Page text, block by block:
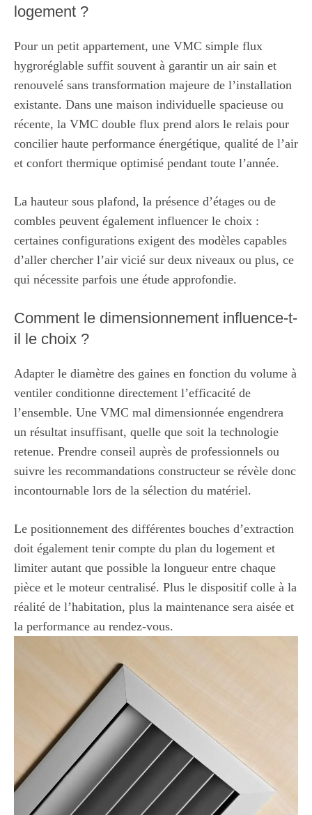
logement ?
Pour un petit appartement, une VMC simple flux
hygroréglable suffit souvent à garantir un air sain et
renouvelé sans transformation majeure de l’installation
existante. Dans une maison individuelle spacieuse ou
récente, la VMC double flux prend alors le relais pour
concilier haute performance énergétique, qualité de l’air
et confort thermique optimisé pendant toute l’année.
La hauteur sous plafond, la présence d’étages ou de
combles peuvent également influencer le choix :
certaines configurations exigent des modèles capables
d’aller chercher l’air vicié sur deux niveaux ou plus, ce
qui nécessite parfois une étude approfondie.
Comment le dimensionnement influence-t-
il le choix ?
Adapter le diamètre des gaines en fonction du volume à
ventiler conditionne directement l’efficacité de
l’ensemble. Une VMC mal dimensionnée engendrera
un résultat insuffisant, quelle que soit la technologie
retenue. Prendre conseil auprès de professionnels ou
suivre les recommandations constructeur se révèle donc
incontournable lors de la sélection du matériel.
Le positionnement des différentes bouches d’extraction
doit également tenir compte du plan du logement et
limiter autant que possible la longueur entre chaque
pièce et le moteur centralisé. Plus le dispositif colle à la
réalité de l’habitation, plus la maintenance sera aisée et
la performance au rendez-vous.